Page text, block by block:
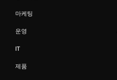
마케팅
운영
IT
제품